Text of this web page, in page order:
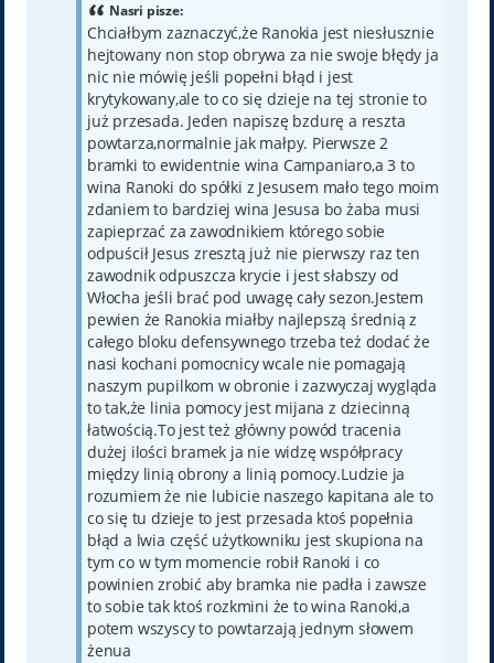
Nasri pisze:
Chciałbym zaznaczyć,że Ranokia jest niesłusznie
hejtowany non stop obrywa za nie swoje błędy ja
nic nie mówię jeśli popełni błąd i jest
krytykowany,ale to co się dzieje na tej stronie to
już przesada. Jeden napiszę bzdurę a reszta
powtarza,normalnie jak małpy. Pierwsze 2
bramki to ewidentnie wina Campaniaro,a 3 to
wina Ranoki do spółki z Jesusem mało tego moim
zdaniem to bardziej wina Jesusa bo żaba musi
zapieprzać za zawodnikiem którego sobie
odpuścił Jesus zresztą już nie pierwszy raz ten
zawodnik odpuszcza krycie i jest słabszy od
Włocha jeśli brać pod uwagę cały sezon.Jestem
pewien że Ranokia miałby najlepszą średnią z
całego bloku defensywnego trzeba też dodać że
nasi kochani pomocnicy wcale nie pomagają
naszym pupilkom w obronie i zazwyczaj wygląda
to tak,że linia pomocy jest mijana z dziecinną
łatwością.To jest też główny powód tracenia
dużej ilości bramek ja nie widzę współpracy
między linią obrony a linią pomocy.Ludzie ja
rozumiem że nie lubicie naszego kapitana ale to
co się tu dzieje to jest przesada ktoś popełnia
błąd a lwia część użytkowniku jest skupiona na
tym co w tym momencie robił Ranoki i co
powinien zrobić aby bramka nie padła i zawsze
to sobie tak ktoś rozkmini że to wina Ranoki,a
potem wszyscy to powtarzają jednym słowem
żenua